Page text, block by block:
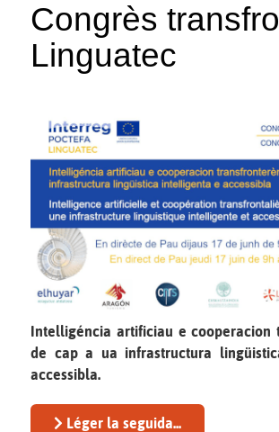
Congrès
Linguatec
Intelligéncia artificiau e cooperacion
de cap a ua infrastructura
accessibla.
Léger la seguida...